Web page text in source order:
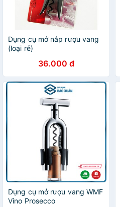
Dụng cụ mở nắp rượu vang
(loại rẻ)
36.000 đ
Dụng cụ mở rượu vang WMF
Vino Prosecco